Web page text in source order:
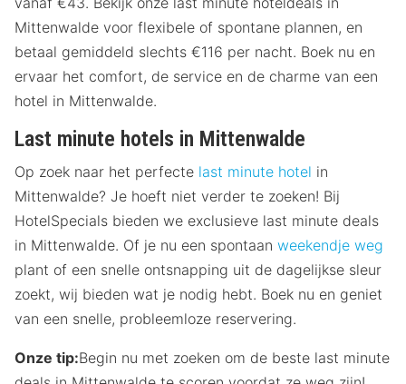
Mittenwalde voor flexibele of spontane plannen, en
betaal gemiddeld slechts €116 per nacht. Boek nu en
ervaar het comfort, de service en de charme van een
hotel in Mittenwalde.
Last minute hotels in Mittenwalde
Op zoek naar het perfecte last minute hotel in
Mittenwalde? Je hoeft niet verder te zoeken! Bij
HotelSpecials bieden we exclusieve last minute deals
in Mittenwalde. Of je nu een spontaan weekendje weg
plant of een snelle ontsnapping uit de dagelijkse sleur
zoekt, wij bieden wat je nodig hebt. Boek nu en geniet
van een snelle, probleemloze reservering.
Onze tip:Begin nu met zoeken om de beste last minute